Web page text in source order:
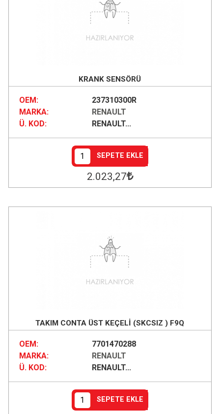
KRANK SENSÖRÜ
OEM:
237310300R
MARKA:
RENAULT
Ü. KOD:
RENAULT...
SEPETE EKLE
2.023,27
TAKIM CONTA ÜST KEÇELİ (SKCSIZ ) F9Q
OEM:
7701470288
MARKA:
RENAULT
Ü. KOD:
RENAULT...
SEPETE EKLE